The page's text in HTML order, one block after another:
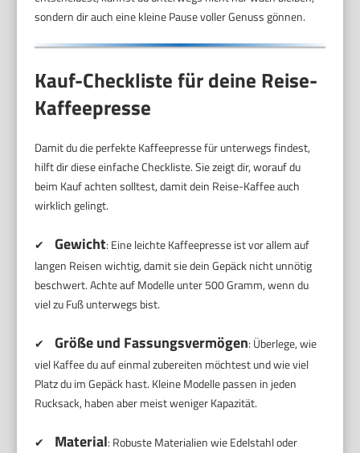
sondern dir auch eine kleine Pause voller Genuss gönnen.
Kauf-Checkliste für deine Reise-
Kaffeepresse
Damit du die perfekte Kaffeepresse für unterwegs findest,
hilft dir diese einfache Checkliste. Sie zeigt dir, worauf du
beim Kauf achten solltest, damit dein Reise-Kaffee auch
wirklich gelingt.
✔ Gewicht: Eine leichte Kaffeepresse ist vor allem auf
langen Reisen wichtig, damit sie dein Gepäck nicht unnötig
beschwert. Achte auf Modelle unter 500 Gramm, wenn du
viel zu Fuß unterwegs bist.
✔ Größe und Fassungsvermögen: Überlege, wie
viel Kaffee du auf einmal zubereiten möchtest und wie viel
Platz du im Gepäck hast. Kleine Modelle passen in jeden
Rucksack, haben aber meist weniger Kapazität.
✔ Material: Robuste Materialien wie Edelstahl oder